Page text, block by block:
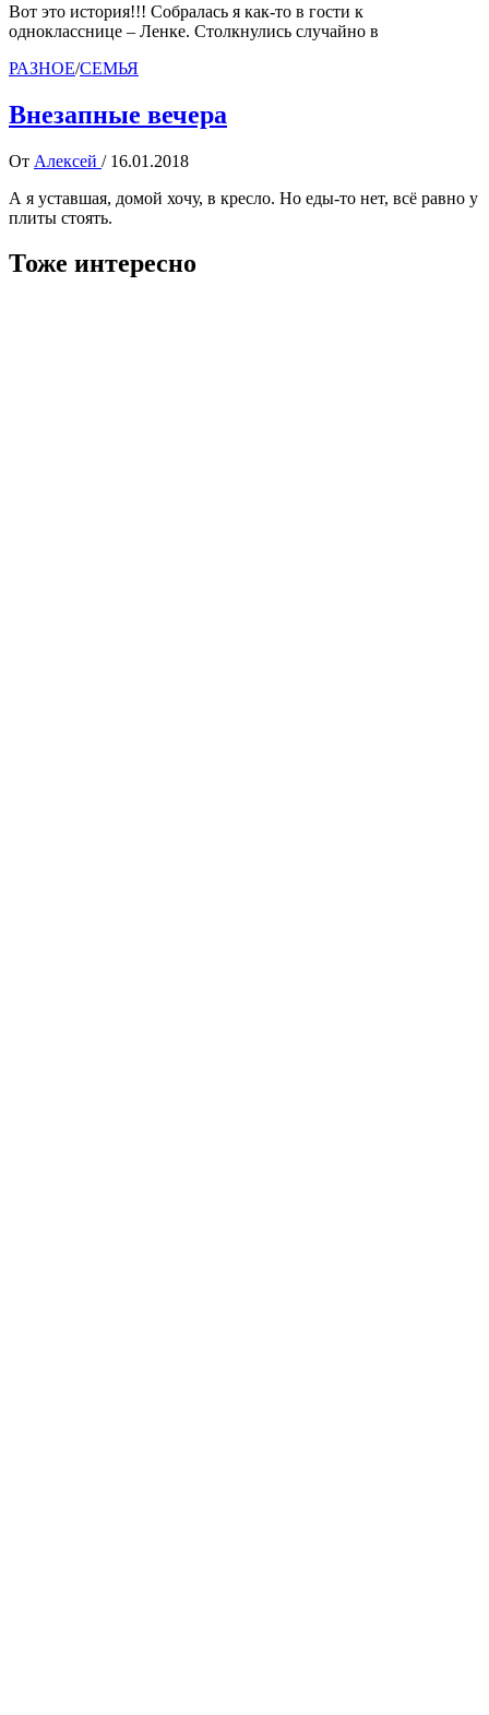
Вот это история!!! Собралась я как-то в гости к
однокласснице – Ленке. Столкнулись случайно в
РАЗНОЕ/СЕМЬЯ
Внезапные вечера
От Алексей / 16.01.2018
А я уставшая, домой хочу, в кресло. Но еды-то нет, всё равно у
плиты стоять.
Тоже интересно